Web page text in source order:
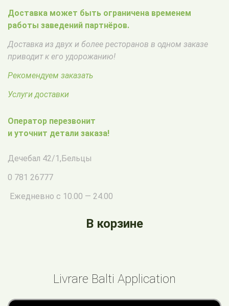
Доставка может быть ограничена временем
работы заведений партнёров.
Доставка из двух и более ресторанов в одном заказе
приводит к его удорожанию!
Рекомендуем заказать
Услуги доставки
Оператор перезвонит
и уточнит детали заказа!
Дечебал 42/1,Бельцы
0 781 26777
Ежедневно с 10.00 — 24.00
В корзине
Livrare Balti Application